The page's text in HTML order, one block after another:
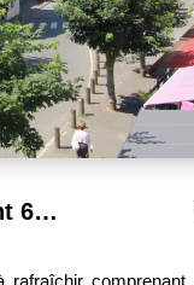
APPARTEMENT VENDU appartement 62 m²